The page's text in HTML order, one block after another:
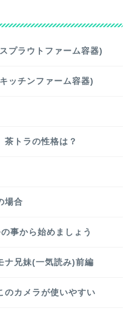
プラウトファーム容器)
ッチンファーム容器)
トラの性格は？
場合
事から始めましょう
ナ兄妹(一気読み)前編
のカメラが使いやすい